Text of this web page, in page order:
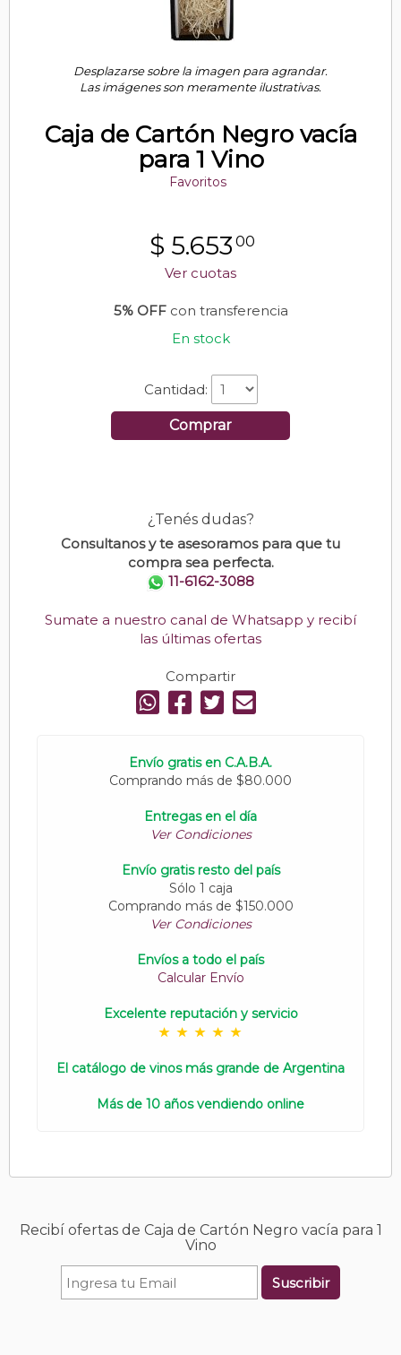
Desplazarse sobre la imagen para agrandar.
Las imágenes son meramente ilustrativas.
Caja de Cartón Negro vacía
para 1 Vino
Favoritos
$ 5.653 00
Ver cuotas
5% OFFcon transferencia
En stock
Cantidad:
Comprar
¿Tenés dudas?
Consultanos y te asesoramos para que tu
compra sea perfecta.
11-6162-3088
Sumate a nuestro canal de Whatsapp y recibí
las últimas ofertas
Compartir
Envío gratis en C.A.B.A.
Comprando más de $80.000
Entregas en el día
Ver Condiciones
Envío gratis resto del país
Sólo 1 caja
Comprando más de $150.000
Ver Condiciones
Envíos a todo el país
Calcular Envío
Excelente reputación y servicio
El catálogo de vinos más grande de Argentina
Más de 10 años vendiendo online
Recibí ofertas de Caja de Cartón Negro vacía para 1
Vino
Suscribir